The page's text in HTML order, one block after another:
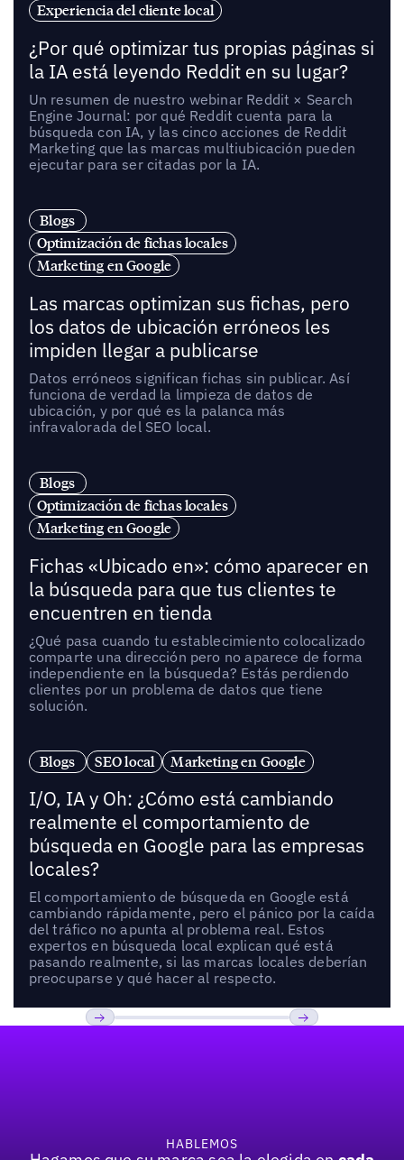
Experiencia del cliente local
¿Por qué optimizar tus propias páginas si
la IA está leyendo Reddit en su lugar?
Un resumen de nuestro webinar Reddit × Search
Engine Journal: por qué Reddit cuenta para la
búsqueda con IA, y las cinco acciones de Reddit
Marketing que las marcas multiubicación pueden
ejecutar para ser citadas por la IA.
Blogs
Optimización de fichas locales
Marketing en Google
Las marcas optimizan sus fichas, pero
los datos de ubicación erróneos les
impiden llegar a publicarse
Datos erróneos significan fichas sin publicar. Así
funciona de verdad la limpieza de datos de
ubicación, y por qué es la palanca más
infravalorada del SEO local.
Blogs
Optimización de fichas locales
Marketing en Google
Fichas «Ubicado en»: cómo aparecer en
la búsqueda para que tus clientes te
encuentren en tienda
¿Qué pasa cuando tu establecimiento colocalizado
comparte una dirección pero no aparece de forma
independiente en la búsqueda? Estás perdiendo
clientes por un problema de datos que tiene
solución.
Blogs SEO local Marketing en Google
I/O, IA y Oh: ¿Cómo está cambiando
realmente el comportamiento de
búsqueda en Google para las empresas
locales?
El comportamiento de búsqueda en Google está
cambiando rápidamente, pero el pánico por la caída
del tráfico no apunta al problema real. Estos
expertos en búsqueda local explican qué está
pasando realmente, si las marcas locales deberían
preocuparse y qué hacer al respecto.
HABLEMOS